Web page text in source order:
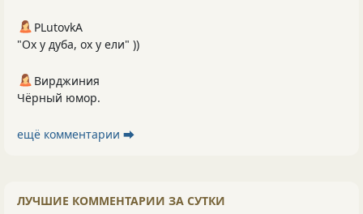
PLutоvkА
"Ох у дуба, ох у ели" ))
Вирджиния
Чёрный юмор.
ещё комментарии ⮕
ЛУЧШИЕ КОММЕНТАРИИ ЗА СУТКИ